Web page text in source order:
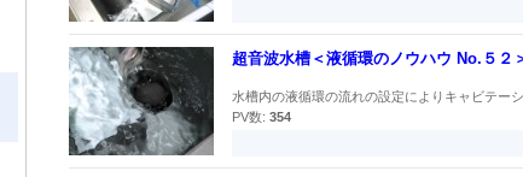
超音波水槽＜液循環のノウハウ No.５２
水槽内の液循環の流れの設定によりキャビテー
PV数: 354